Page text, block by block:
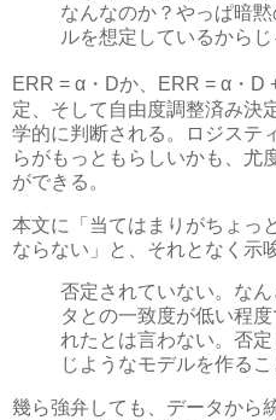
なんなのか？やっぱ暗
ルを想定しているからじ
ERR = α・Dか、ERR = α・D
定、そして自由度調整済み決
学的に判断される。ロジステ
らがもっともらしいかも、尤
ができる。
本文に「当てはまりがちょっ
ならない」と、それとなく示
否定されていない。な
タとの一致度が低い程
れたとは言わない。否
じようなモデルを作るこ
幾ら強弁しても、データから